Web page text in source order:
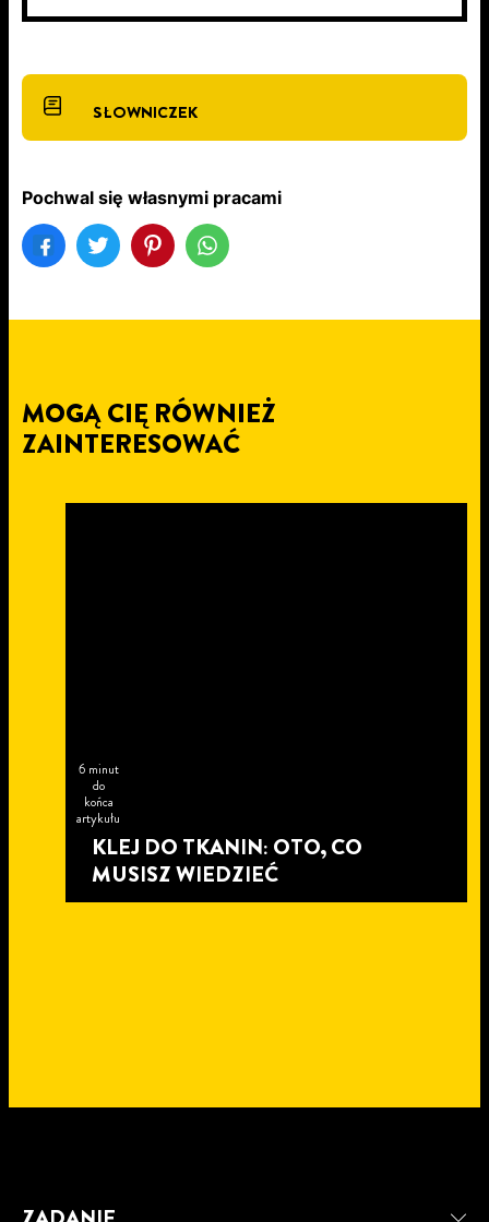
SŁOWNICZEK
Pochwal się własnymi pracami
MOGĄ CIĘ RÓWNIEŻ
ZAINTERESOWAĆ
6 minut
do
końca
artykułu
KLEJ DO TKANIN: OTO, CO
MUSISZ WIEDZIEĆ
do
5 minut